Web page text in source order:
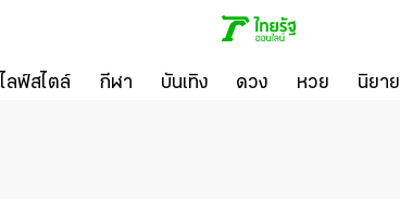
ไลฟ์สไตล์ กีฬา บันเทิง ดวง หวย นิยาย